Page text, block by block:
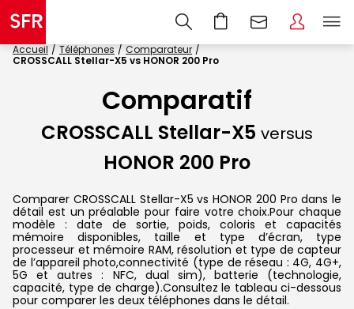
Accueil Téléphones
Comparateur
CROSSCALL Stellar-X5 vs HONOR 200 Pro
Comparatif
CROSSCALL Stellar-X5 versus
HONOR 200 Pro
Comparer CROSSCALL Stellar-X5 vs HONOR 200 Pro dans le
détail est un préalable pour faire votre choix.Pour chaque
modèle : date de sortie, poids, coloris et capacités
mémoire disponibles, taille et type d’écran, type
processeur et mémoire RAM, résolution et type de capteur
de l’appareil photo,connectivité (type de réseau : 4G, 4G+,
5G et autres : NFC, dual sim), batterie (technologie,
capacité, type de charge).Consultez le tableau ci-dessous
pour comparer les deux téléphones dans le détail.